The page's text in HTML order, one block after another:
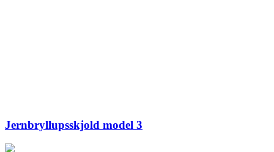
Jernbryllupsskjold model 3